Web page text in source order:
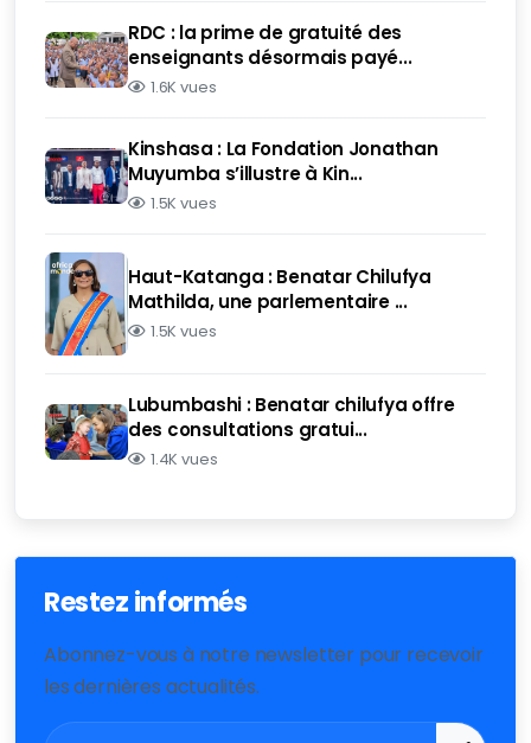
RDC : la prime de gratuité des
enseignants désormais payé...
1.6K vues
Kinshasa : La Fondation Jonathan
Muyumba s’illustre à Kin...
1.5K vues
Haut-Katanga : Benatar Chilufya
Mathilda, une parlementaire ...
1.5K vues
Lubumbashi : Benatar chilufya offre
des consultations gratui...
1.4K vues
Restez informés
Abonnez-vous à notre newsletter pour recevoir
les dernières actualités.